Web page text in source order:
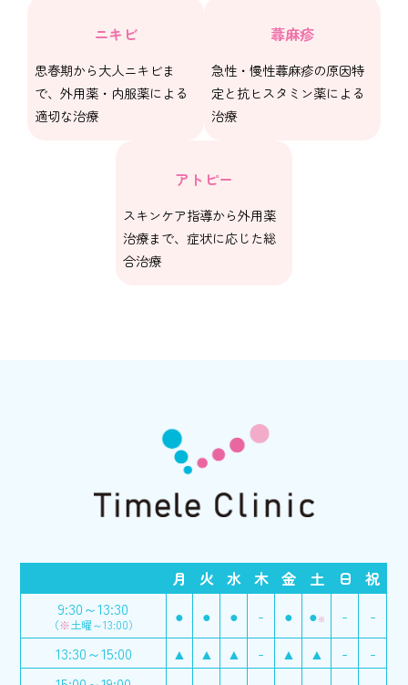
ニキビ
思春期から大人ニキビま
で、外用薬・内服薬による
適切な治療
蕁麻疹
急性・慢性蕁麻疹の原因特
定と抗ヒスタミン薬による
治療
アトピー
スキンケア指導から外用薬
治療まで、症状に応じた総
合治療
月 火 水 木 金 土 日
祝
9:30～13:30
（※土曜～13:00） ● ● ● - ● ●※ -
-
13:30～15:00
▲ ▲ ▲ - ▲ ▲ -
-